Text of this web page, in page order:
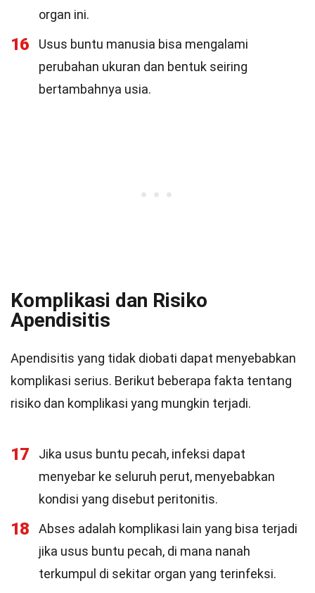
organ ini.
16
Usus buntu manusia bisa mengalami
perubahan ukuran dan bentuk seiring
bertambahnya usia.
Komplikasi dan Risiko
Apendisitis
Apendisitis yang tidak diobati dapat menyebabkan
komplikasi serius. Berikut beberapa fakta tentang
risiko dan komplikasi yang mungkin terjadi.
17
Jika usus buntu pecah, infeksi dapat
menyebar ke seluruh perut, menyebabkan
kondisi yang disebut peritonitis.
18
Abses adalah komplikasi lain yang bisa terjadi
jika usus buntu pecah, di mana nanah
terkumpul di sekitar organ yang terinfeksi.